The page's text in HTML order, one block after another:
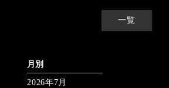
一覧
月別
2026年7月